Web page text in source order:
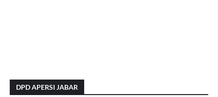
DPD APERSI JABAR